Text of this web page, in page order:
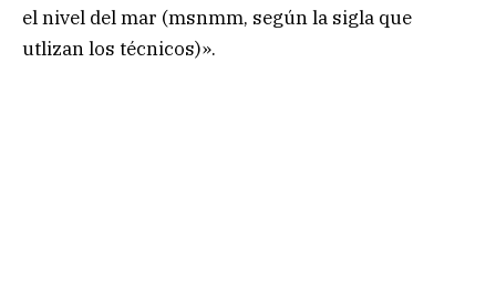
el nivel del mar (msnmm, según la sigla que
utlizan los técnicos)».